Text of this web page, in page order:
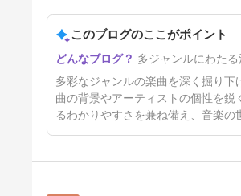
Style Is Coming Back In
Style
20日前
このブログのここがポイント
多ジャンルにわた
多彩なジャンルの楽曲を深く掘り
曲の背景やアーティストの個性を
るわかりやすさを兼ね備え、音楽の